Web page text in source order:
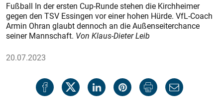
Fußball In der ersten Cup-Runde stehen die Kirchheimer
gegen den TSV Essingen vor einer hohen Hürde. VfL-Coach
Armin Ohran glaubt dennoch an die Außenseiterchance
seiner Mannschaft. Von Klaus-Dieter Leib
20.07.2023